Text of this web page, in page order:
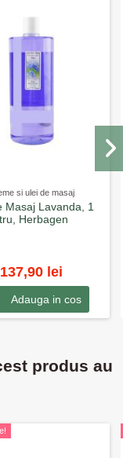
si ulei de masaj
Masaj Lavanda, 1
Herbagen
137,90 lei
Adauga in cos
produs au